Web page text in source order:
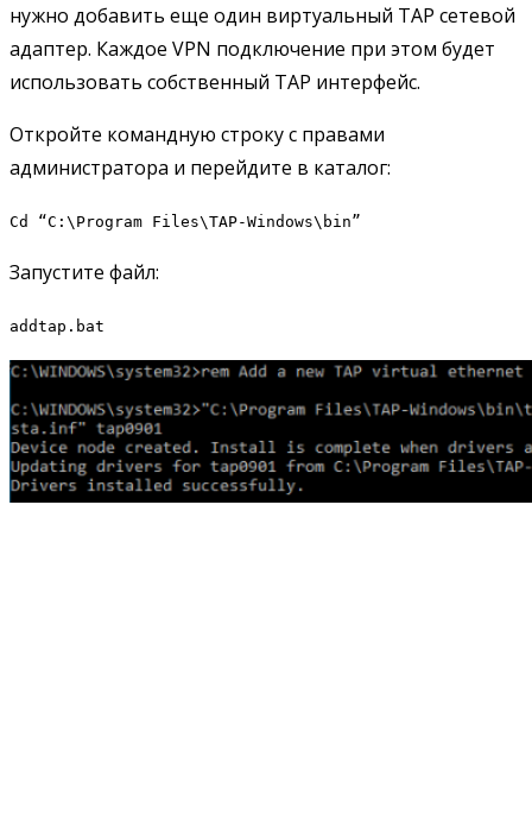
нужно добавить еще один виртуальный TAP сетевой
адаптер. Каждое VPN подключение при этом будет
использовать собственный TAP интерфейс.
Откройте командную строку с правами
администратора и перейдите в каталог:
Cd “C:\Program Files\TAP-Windows\bin”
Запустите файл:
addtap.bat